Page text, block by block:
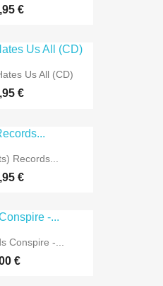
€
Us All (CD)
€
Records...
€
Conspire -...
€